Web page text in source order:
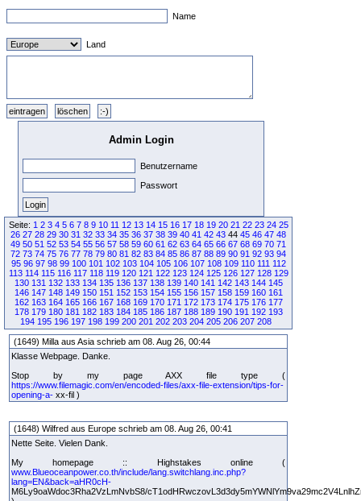
Name
Land
Admin Login
Benutzername
Passwort
Seite: 1 2 3 4 5 6 7 8 9 10 11 12 13 14 15 16 17 18 19 20 21 22 23 24 25
26 27 28 29 30 31 32 33 34 35 36 37 38 39 40 41 42 43 44 45 46 47 48
49 50 51 52 53 54 55 56 57 58 59 60 61 62 63 64 65 66 67 68 69 70 71
72 73 74 75 76 77 78 79 80 81 82 83 84 85 86 87 88 89 90 91 92 93 94
95 96 97 98 99 100 101 102 103 104 105 106 107 108 109 110 111 112
113 114 115 116 117 118 119 120 121 122 123 124 125 126 127 128 129
130 131 132 133 134 135 136 137 138 139 140 141 142 143 144 145
146 147 148 149 150 151 152 153 154 155 156 157 158 159 160 161
162 163 164 165 166 167 168 169 170 171 172 173 174 175 176 177
178 179 180 181 182 183 184 185 186 187 188 189 190 191 192 193
194 195 196 197 198 199 200 201 202 203 204 205 206 207 208
(1649) Milla aus Asia schrieb am 08. Aug 26, 00:44
Klasse Webpage. Danke.
Stop by my page AXX file type (
https://www.filemagic.com/en/encoded-files/axx-file-extension/tips-for-
opening-a- xx-fil )
(1648) Wilfred aus Europe schrieb am 08. Aug 26, 00:41
Nette Seite. Vielen Dank.
My homepage :: Highstakes online (
www.Blueoceanpower.co.th/include/lang.switchlang.inc.php?
lang=EN&back=aHR0cH-
M6Ly9oaWdoc3Rha2VzLmNvbS8/